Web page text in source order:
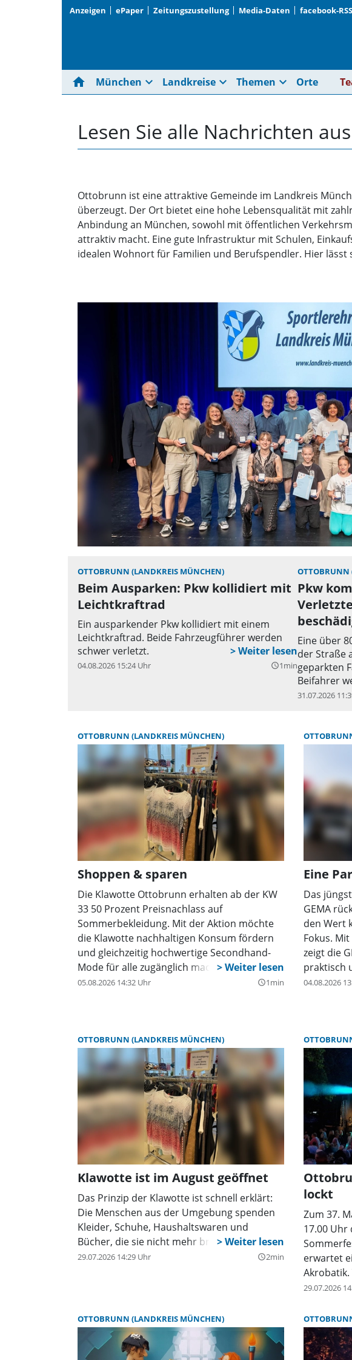
Anzeigen ePaper Zeitungszustellung Media-Daten facebook-RSS
home München expand_more Landkreise expand_more Themen expand_more Orte
Lesen Sie alle Nachrichten
Ottobrunn ist eine attraktive Gemeinde im Landkreis
überzeugt. Der Ort bietet eine hohe Lebensqualität mit
Anbindung an München, sowohl mit öffentlichen
attraktiv macht. Eine gute Infrastruktur mit Schulen,
idealen Wohnort für Familien und Berufspendler. Hier
OTTOBRUNN (LANDKREIS MÜNCHEN)
Beim Ausparken: Pkw kollidiert mit
Leichtkraftrad
Ein ausparkender Pkw kollidiert mit einem
Leichtkraftrad. Beide Fahrzeugführer werden
schwer verletzt.
04.08.2026 15:24 Uhr query_builder1min
OTTOBRUNN
Pkw
Eine über
der Straße
geparkten
Beifahrer
31.07.2026
OTTOBRUNN (LANDKREIS MÜNCHEN)
Shoppen & sparen
Die Klawotte Ottobrunn erhalten ab der KW
33 50 Prozent Preisnachlass auf
Sommerbekleidung. Mit der Aktion möchte
die Klawotte nachhaltigen Konsum fördern
und gleichzeitig hochwertige Secondhand-
Mode für alle zugänglich machen. Das
Sortiment wird kontinuierlich durch
05.08.2026 14:32 Uhr query_builder1min
Eine
Das
GEMA
den Wert
Fokus.
zeigt die
praktisch
kann.
04.08.2026
OTTOBRUNN (LANDKREIS MÜNCHEN)
Klawotte ist im August geöffnet
Das Prinzip der Klawotte ist schnell erklärt:
Die Menschen aus der Umgebung spenden
Kleider, Schuhe, Haushaltswaren und
Bücher, die sie nicht mehr brauchen.
29.07.2026 14:29 Uhr query_builder2min
lockt
Zum 37.
17.00
erwartet
wird im
für die
29.07.2026
OTTOBRUNN (LANDKREIS MÜNCHEN)